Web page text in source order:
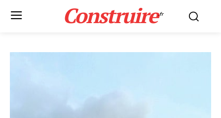
Construire.fr